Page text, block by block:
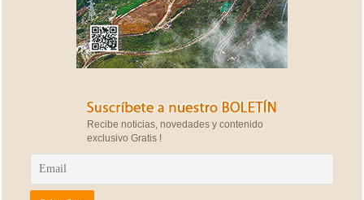
Recibe noticias, novedades y contenido
exclusivo Gratis !